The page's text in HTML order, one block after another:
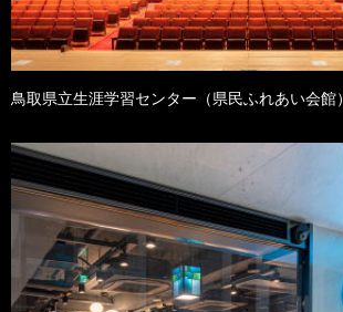
鳥取県立生涯学習センター（県民ふれあい会館）